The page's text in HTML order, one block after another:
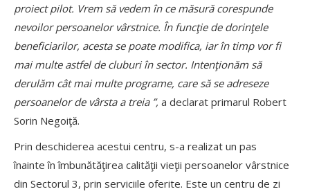
proiect pilot. Vrem să vedem în ce măsură corespunde
nevoilor persoanelor vârstnice. În funcţie de dorinţele
beneficiarilor, acesta se poate modifica, iar în timp vor fi
mai multe astfel de cluburi în sector. Intenţionăm să
derulăm cât mai multe programe, care să se adreseze
persoanelor de vârsta a treia ”, a declarat primarul Robert
Sorin Negoiţă.
Prin deschiderea acestui centru, s-a realizat un pas
înainte în îmbunătăţirea calităţii vieţii persoanelor vârstnice
din Sectorul 3, prin serviciile oferite. Este un centru de zi